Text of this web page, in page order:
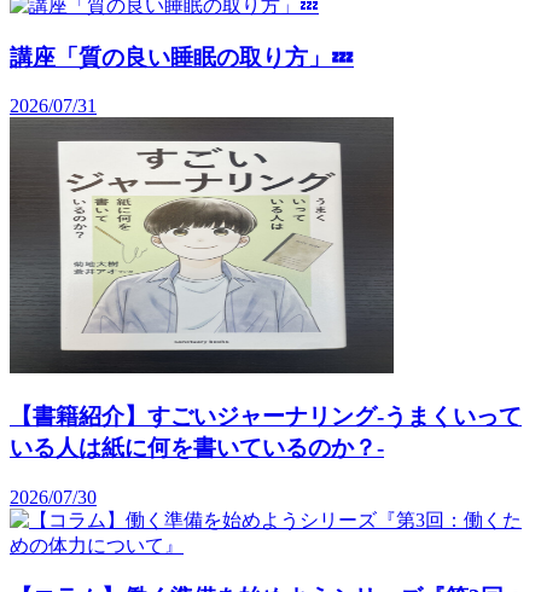
講座「質の良い睡眠の取り方」💤
2026/07/31
【書籍紹介】すごいジャーナリング-うまくいって
いる人は紙に何を書いているのか？-
2026/07/30